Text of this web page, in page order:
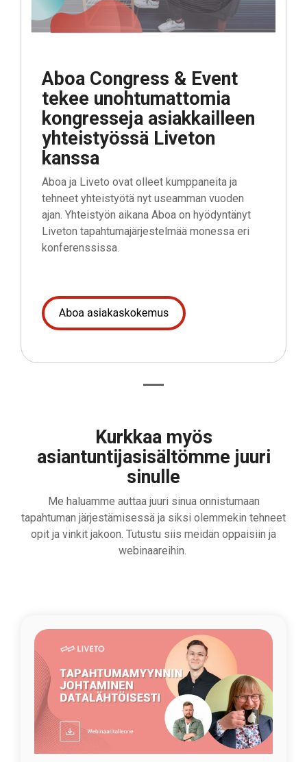
Aboa Congress & Event
tekee unohtumattomia
kongresseja asiakkailleen
yhteistyössä Liveton
kanssa
Aboa ja Liveto ovat olleet kumppaneita ja
tehneet yhteistyötä nyt useamman vuoden
ajan. Yhteistyön aikana Aboa on hyödyntänyt
Liveton tapahtumajärjestelmää monessa eri
konferenssissa.
Kurkkaa myös
asiantuntijasisältömme juuri
sinulle
Me haluamme auttaa juuri sinua onnistumaan
tapahtuman järjestämisessä ja siksi olemmekin tehneet
opit ja vinkit jakoon. Tutustu siis meidän oppaisiin ja
webinaareihin.